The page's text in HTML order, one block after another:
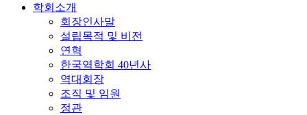
학회소개
회장인사말
설립목적 및 비전
연혁
한국역학회 40년사
역대회장
조직 및 임원
정관